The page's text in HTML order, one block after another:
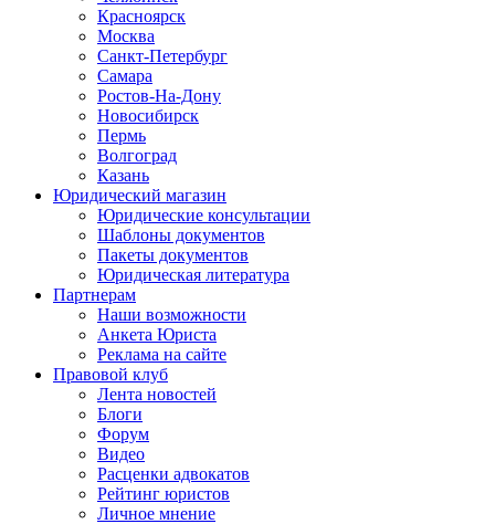
Красноярск
Москва
Санкт-Петербург
Самара
Ростов-На-Дону
Новосибирск
Пермь
Волгоград
Казань
Юридический магазин
Юридические консультации
Шаблоны документов
Пакеты документов
Юридическая литература
Партнерам
Наши возможности
Анкета Юриста
Реклама на сайте
Правовой клуб
Лента новостей
Блоги
Форум
Видео
Расценки адвокатов
Рейтинг юристов
Личное мнение